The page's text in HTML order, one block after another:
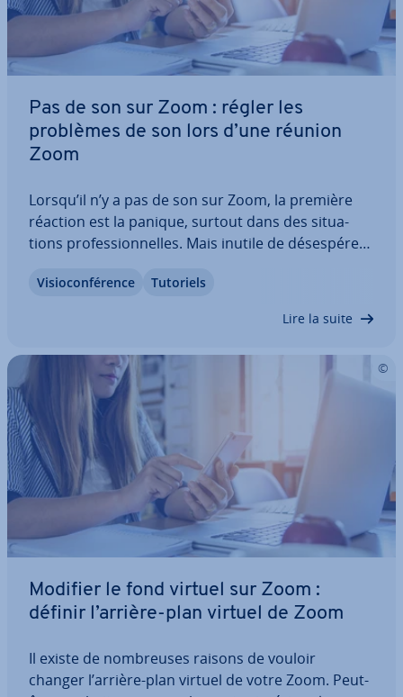
Pas de son sur Zoom : régler les
problèmes de son lors d’une réunion
Zoom
Lorsqu’il n’y a pas de son sur Zoom, la première
réaction est la panique, surtout dans des si­tua­
tions pro­fes­sion­nelles. Mais inutile de dé­ses­pé­rer :
réglés sur un or­di­na­teur, un smart­phone ou une
Vi­sio­con­fé­rence Tutoriels
Lire la suite
Modifier le fond virtuel sur Zoom :
définir l’arrière-plan virtuel de Zoom
Il existe de nom­breuses raisons de vouloir
changer l’arrière-plan virtuel de votre Zoom. Peut-